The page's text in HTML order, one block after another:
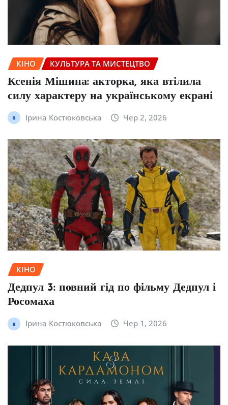
КІНО КУЛЬТУРА ТА МИСТЕЦТВО
Ксенія Мішина: акторка, яка втілила
силу характеру на українському екрані
Ірина Костюковська Чер 2, 2026
КІНО
Дедпул 3: повний гід по фільму Дедпул і
Росомаха
Ірина Костюковська Чер 1, 2026